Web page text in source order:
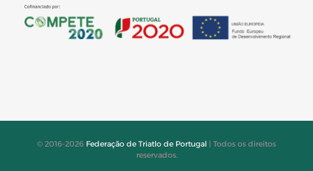
© 2016-2026 Federação de Triatlo de Portugal | Todos os direitos
reservados.